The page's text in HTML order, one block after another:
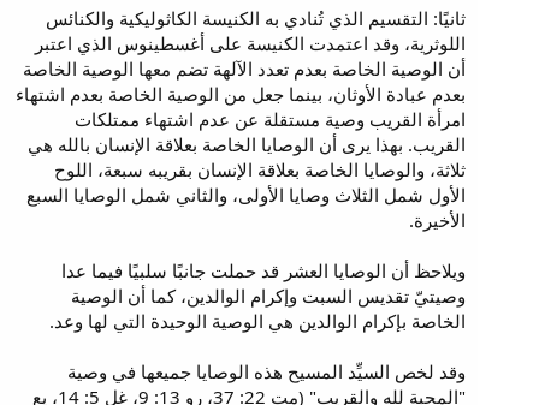
ثانيًا: التقسيم الذي تُنادي به الكنيسة الكاثوليكية والكنائس
اللوثرية، وقد اعتمدت الكنيسة على أغسطينوس الذي اعتبر
أن الوصية الخاصة بعدم تعدد الآلهة تضم معها الوصية الخاصة
بعدم عبادة الأوثان، بينما جعل من الوصية الخاصة بعدم اشتهاء
امرأة القريب وصية مستقلة عن عدم اشتهاء ممتلكات
القريب. بهذا يرى أن الوصايا الخاصة بعلاقة الإنسان بالله هي
ثلاثة، والوصايا الخاصة بعلاقة الإنسان بقريبه سبعة، اللوح
الأول شمل الثلاث وصايا الأولى، والثاني شمل الوصايا السبع
الأخيرة.
ويلاحظ أن الوصايا العشر قد حملت جانبًا سلبيًا فيما عدا
وصيتيّ تقديس السبت وإكرام الوالدين، كما أن الوصية
الخاصة بإكرام الوالدين هي الوصية الوحيدة التي لها وعد.
وقد لخص السيِّد المسيح هذه الوصايا جميعها في وصية
"المحبة لله والقريب" (مت 22: 37، رو 13: 9، غل 5: 14، يع